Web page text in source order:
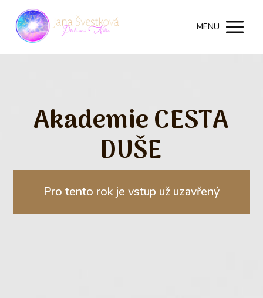
MENU
Akademie CESTA
DUŠE
Pro tento rok je vstup už uzavřený